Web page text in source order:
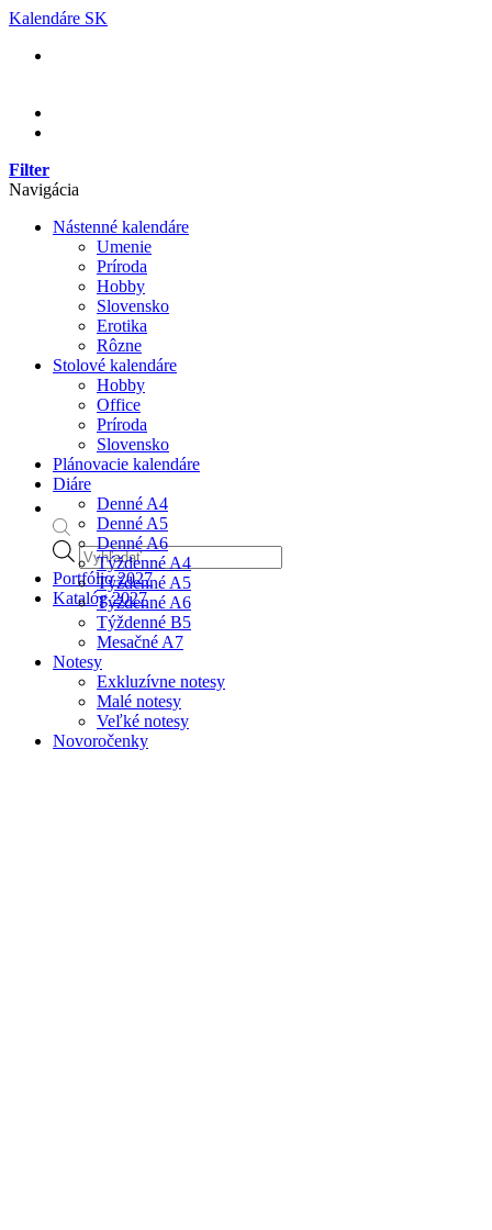
Skip
content
Kalendáre SK
Products
search
Portfólio 2027
Katalóg 2027
Filter
Navigácia
Nástenné kalendáre
Umenie
Príroda
Hobby
Slovensko
Erotika
Rôzne
Stolové kalendáre
Hobby
Office
Príroda
Slovensko
Plánovacie kalendáre
Diáre
Denné A4
Denné A5
Denné A6
Týždenné A4
Týždenné A5
Týždenné A6
Týždenné B5
Mesačné A7
Notesy
Exkluzívne notesy
Malé notesy
Veľké notesy
Novoročenky